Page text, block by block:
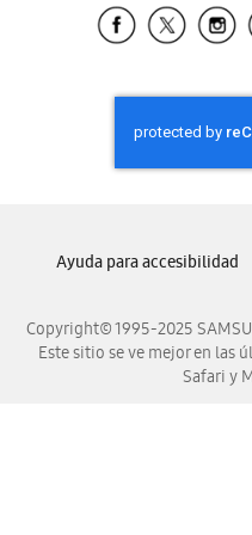
Copyright© 1995-2025
Este sitio se ve mejor en las
Safari y
Ayuda para accesibilidad